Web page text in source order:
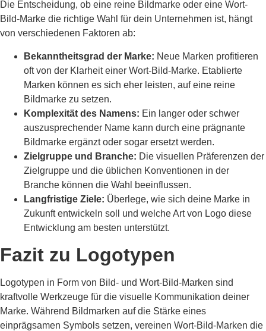
Die Entscheidung, ob eine reine Bildmarke oder eine Wort-
Bild-Marke die richtige Wahl für dein Unternehmen ist, hängt
von verschiedenen Faktoren ab:
Bekanntheitsgrad der Marke: Neue Marken profitieren
oft von der Klarheit einer Wort-Bild-Marke. Etablierte
Marken können es sich eher leisten, auf eine reine
Bildmarke zu setzen.
Komplexität des Namens: Ein langer oder schwer
auszusprechender Name kann durch eine prägnante
Bildmarke ergänzt oder sogar ersetzt werden.
Zielgruppe und Branche: Die visuellen Präferenzen der
Zielgruppe und die üblichen Konventionen in der
Branche können die Wahl beeinflussen.
Langfristige Ziele: Überlege, wie sich deine Marke in
Zukunft entwickeln soll und welche Art von Logo diese
Entwicklung am besten unterstützt.
Fazit zu Logotypen
Logotypen in Form von Bild- und Wort-Bild-Marken sind
kraftvolle Werkzeuge für die visuelle Kommunikation deiner
Marke. Während Bildmarken auf die Stärke eines
einprägsamen Symbols setzen, vereinen Wort-Bild-Marken die